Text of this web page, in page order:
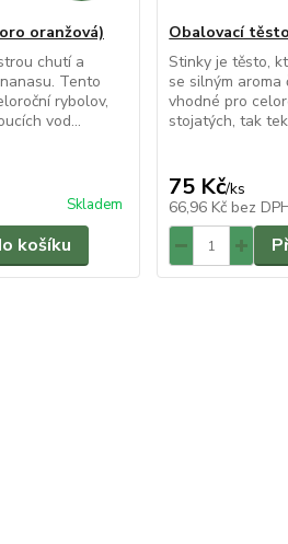
oranžová)
chutí a
Tento
rybolov,
vod...
Skladem
košíku
Obalovací
Stinky je těsto,
se silným
vhodné pro
stojatých, tak
75 Kč/ks
66,96 Kč bez